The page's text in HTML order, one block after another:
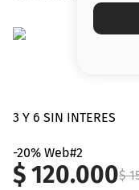
3 Y 6 SIN INTERES
-20% Web#2
$120.000$